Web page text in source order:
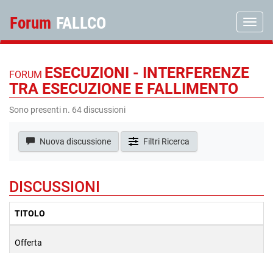
Forum FALLCO
FORUM ESECUZIONI - INTERFERENZE
TRA ESECUZIONE E FALLIMENTO
Sono presenti n. 64discussioni
Nuova discussione
DISCUSSIONI
TITOLO
Offerta